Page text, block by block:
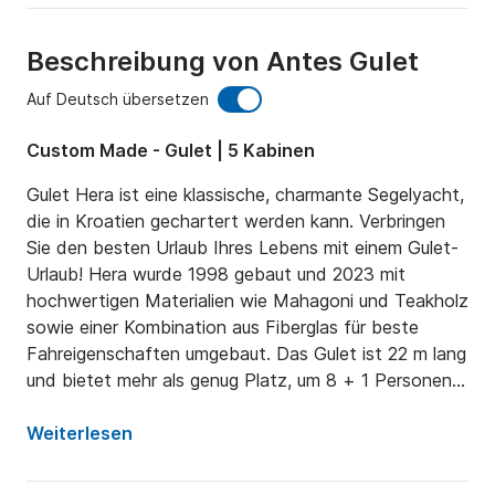
Beschreibung von Antes Gulet
Auf Deutsch übersetzen
Custom Made - Gulet | 5 Kabinen
Gulet Hera ist eine klassische, charmante Segelyacht,
die in Kroatien gechartert werden kann. Verbringen
Sie den besten Urlaub Ihres Lebens mit einem Gulet-
Urlaub! Hera wurde 1998 gebaut und 2023 mit
hochwertigen Materialien wie Mahagoni und Teakholz
sowie einer Kombination aus Fiberglas für beste
Fahreigenschaften umgebaut. Das Gulet ist 22 m lang
und bietet mehr als genug Platz, um 8 + 1 Personen
separate Kabine für Besatzungsmitglieder.
Auf der Außenseite des Gulets können Sie sich auf
Weiterlesen